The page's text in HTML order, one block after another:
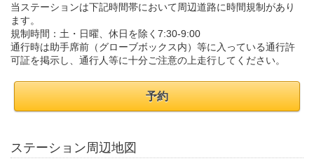
当ステーションは下記時間帯において周辺道路に時間規制があり
ます。
規制時間：土・日曜、休日を除く7:30-9:00
通行時は助手席前（グローブボックス内）等に入っている通行許
可証を掲示し、通行人等に十分ご注意の上走行してください。
予約
ステーション周辺地図